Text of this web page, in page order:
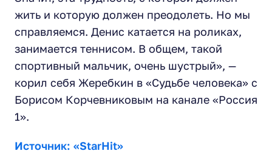
жить и которую должен преодолеть. Но мы
справляемся. Денис катается на роликах,
занимается теннисом. В общем, такой
спортивный мальчик, очень шустрый», —
корил себя Жеребкин в «Судьбе человека» с
Борисом Корчевниковым на канале «Россия
1».
Источник: «StarHit»